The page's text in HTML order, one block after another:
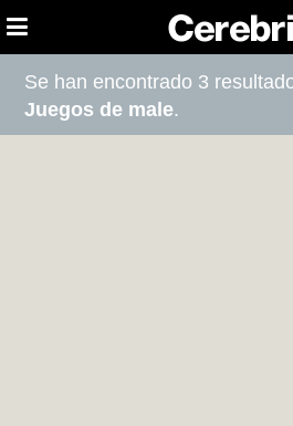
Se han encontrado 3
Juegos de male.